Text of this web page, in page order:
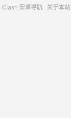
Clash 安卓导航 关于本站